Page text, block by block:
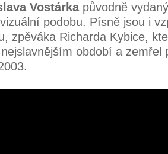
Vostárkapůvodně
podobu. Písně jsou i
zpěváka Richarda Kybice,
období a zemřel